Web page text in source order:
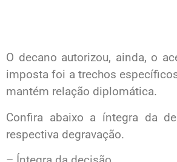
O decano autorizou, ainda, o
imposta foi a trechos
mantém relação diplomática.
Confira abaixo a íntegra da
respectiva degravação.